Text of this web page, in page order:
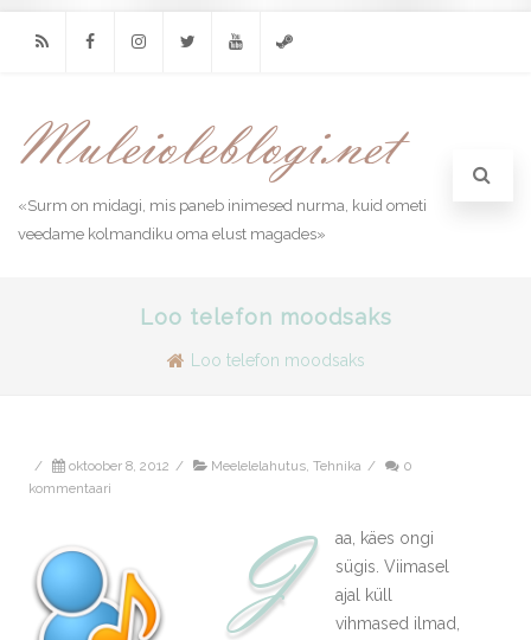
«Surm on midagi, mis paneb inimesed nurma, kuid ometi
veedame kolmandiku oma elust magades»
Loo telefon moodsaks
Loo telefon moodsaks
/ oktoober 8, 2012 / Meelelelahutus, Tehnika /
0
kommentaari
J
aa, käes ongi
sügis. Viimasel
ajal küll
vihmased ilmad,